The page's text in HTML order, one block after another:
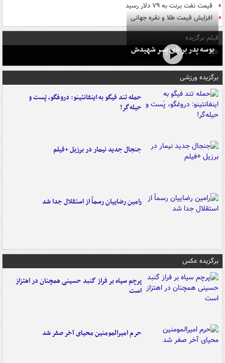
قیمت نفت برنت به ۷۹ دلار رسید
افزایش قیمت طلا و نقره جهانی
فیلم برگزیده
بوسه‌ پدر بر پای پسر شهیدش
برگزیده ورزشی
حمله تند فیگو به اینفانتینو: دروغگو، پَست‌ و
حیله‌گر!
جنجال جدید نیمار در برزیل +فیلم
رامین رضاییان رسماً از استقلال جدا شد
برگزیده عکس
پرچم سیاه بر فراز گنبد حسینی همچنان در اهتزاز
است
حرم امیرالمومنین محیای آخر صفر شد